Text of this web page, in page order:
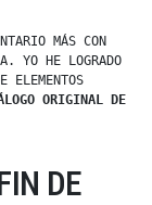
MÁS CON
YO HE LOGRADO
ELEMENTOS
ORIGINAL DE
DE